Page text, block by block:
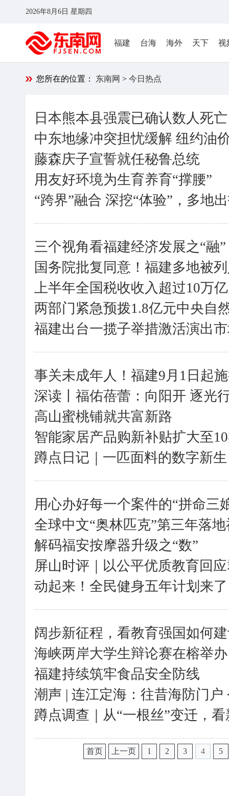
2026年8月6日 星期四
福建 台海 海外 天下 视
您所在的位置： 东南网 > 今日热点
日本熊本县强震已确认数人死
中东地缘冲突担忧缓解 纽约油
藤森庆子宣誓就任秘鲁总统
用友好环境为生育养育“撑腰”
“跨界”融合 深挖“体验”，多地
三个视角看福建经济发展之“融”
国务院批复同意！福建多地被
上半年全国税收收入超过10万
两部门紧急预拨1.8亿元中央自
福建出台一揽子举措激活演出
事关未成年人！福建9月1日起
深读丨福佑蓓蕾：向阳开 逐光
高山蜜桃铺就共富新路
智能家居产品购新补贴扩大至
蹲点日记｜一匹面料的数字新生
用心办好每一个案件的“拼命三
全球中文“奥林匹克”第三年落
解码福安按摩器升级之“数”
屏山时评｜以公平优质教育回
动起来！全民健身五年计划来了
阔步新征程，看教育强国如何
海峡两岸大学生辩论赛在榕举办
福建持续筑牢食品安全防线
潮声 | 连江定海：往昔海防门户
蹲点调查｜从“一根丝”变迁，
首页 上一页 1 2 3 4 5